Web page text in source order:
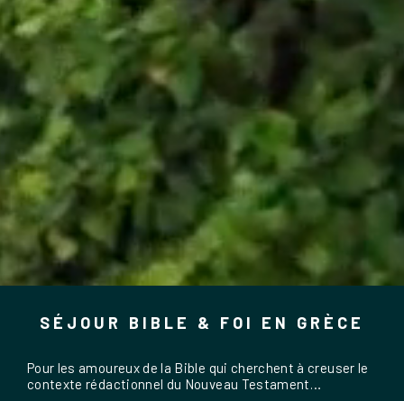
SÉJOUR BIBLE & FOI EN GRÈCE
Pour les amoureux de la Bible qui cherchent à creuser le
contexte rédactionnel du Nouveau Testament…